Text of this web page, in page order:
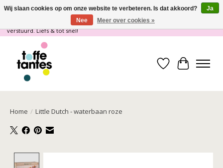
Wij gaan op vakantie! vanaf 4 juli t/m 21 juli worden er geen pakketjes
verstuurd. Liefs & tot snel!
Verlanglijst
Home / Little Dutch - waterbaan roze
Wij slaan cookies op om onze website te verbeteren. Is dat akkoord?
Ja
Nee
Meer over cookies »